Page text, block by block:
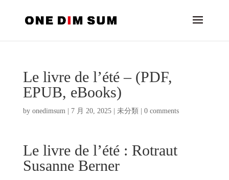
Le livre de l’été – (PDF,
EPUB, eBooks)
by onedimsum| 7 月 20, 2025| 未分類 0 comments
Le livre de l’été : Rotraut
Susanne Berner